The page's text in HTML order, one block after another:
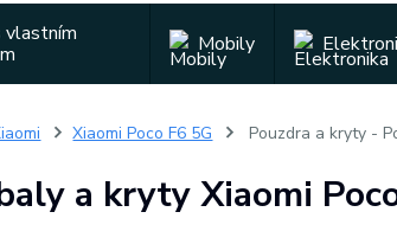
vlastním
Mobily
Xiaomi Poco F6 5G Pouzdra a kryty -
a kryty Xiaomi